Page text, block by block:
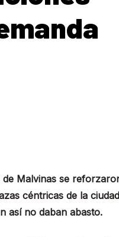
de Malvinas se
céntricas de la
así no daban abasto.